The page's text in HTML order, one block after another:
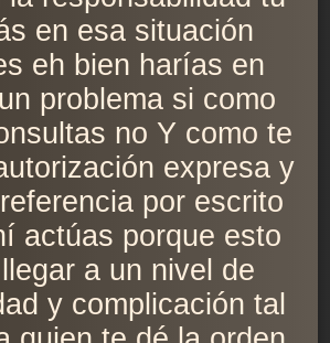
en esa situación
eh bien harías en
problema si como
no Y como te
expresa y
por escrito
actúas porque esto
a un nivel de
y complicación tal